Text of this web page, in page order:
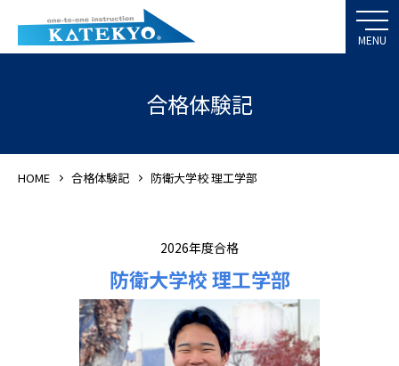
合格体験記
HOME 合格体験記 防衛大学校 理工学部
2026年度合格
防衛大学校 理工学部